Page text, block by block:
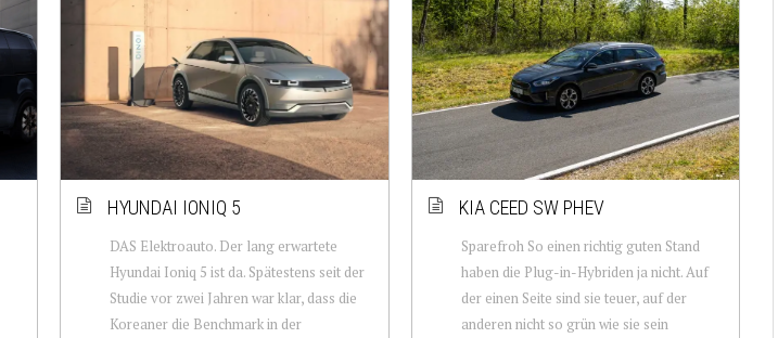
HYUNDAI IONIQ 5
DAS Elektroauto. Der lang erwartete
Hyundai Ioniq 5 ist da. Spätestens seit der
Studie vor zwei Jahren war klar, dass die
Koreaner die Benchmark in der
KIA CEED SW PHEV
Sparefroh So einen richtig guten Stand
haben die Plug-in-Hybriden ja nicht. Auf
der einen Seite sind sie teuer, auf der
anderen nicht so grün wie sie sein